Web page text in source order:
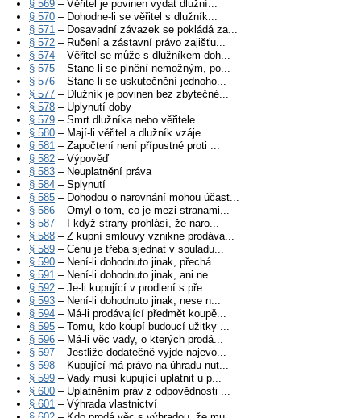
§ 569 – Věřitel je povinen vydat dlužní...
§ 570 – Dohodne-li se věřitel s dlužník...
§ 571 – Dosavadní závazek se pokládá za...
§ 572 – Ručení a zástavní právo zajišťu...
§ 574 – Věřitel se může s dlužníkem doh...
§ 575 – Stane-li se plnění nemožným, po...
§ 576 – Stane-li se uskutečnění jednoho...
§ 577 – Dlužník je povinen bez zbytečné...
§ 578 – Uplynutí doby
§ 579 – Smrt dlužníka nebo věřitele
§ 580 – Mají-li věřitel a dlužník vzáje...
§ 581 – Započtení není přípustné proti ...
§ 582 – Výpověď
§ 583 – Neuplatnění práva
§ 584 – Splynutí
§ 585 – Dohodou o narovnání mohou účast...
§ 586 – Omyl o tom, co je mezi stranami...
§ 587 – I když strany prohlásí, že naro...
§ 588 – Z kupní smlouvy vznikne prodáva...
§ 589 – Cenu je třeba sjednat v souladu...
§ 590 – Není-li dohodnuto jinak, přechá...
§ 591 – Není-li dohodnuto jinak, ani ne...
§ 592 – Je-li kupující v prodlení s pře...
§ 593 – Není-li dohodnuto jinak, nese n...
§ 594 – Má-li prodávající předmět koupě...
§ 595 – Tomu, kdo koupí budoucí užitky ...
§ 596 – Má-li věc vady, o kterých prodá...
§ 597 – Jestliže dodatečně vyjde najevo...
§ 598 – Kupující má právo na úhradu nut...
§ 599 – Vady musí kupující uplatnit u p...
§ 600 – Uplatněním práv z odpovědnosti ...
§ 601 – Výhrada vlastnictví